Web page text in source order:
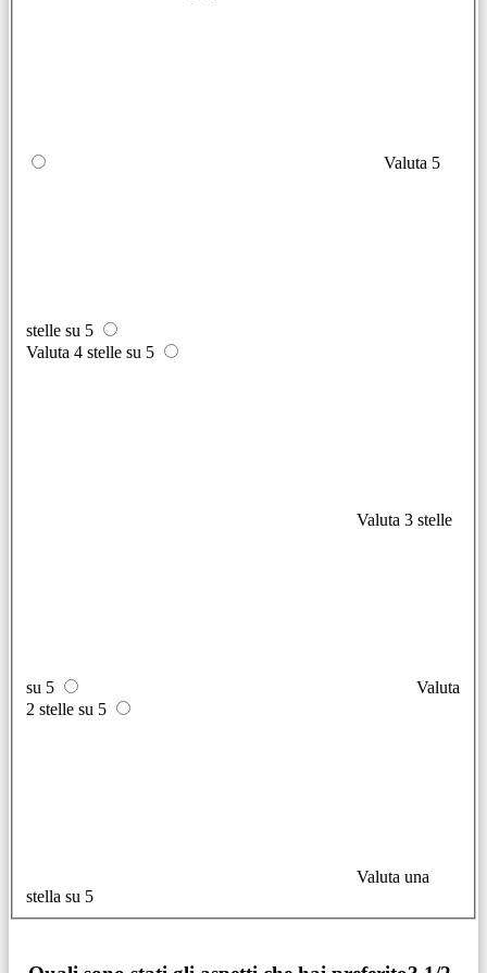
Valuta 5
stelle su 5
Valuta 4 stelle su 5
Valuta 3 stelle
su 5
Valuta
2 stelle su 5
Valuta una
stella su 5